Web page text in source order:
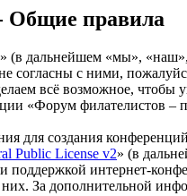
Общие правила
дальнейшем «мы»,
согласны с ними,
всё возможное,
«Форум филателистов
для создания
Public License v2» (в
поддержкой интернет-
За дополнительной